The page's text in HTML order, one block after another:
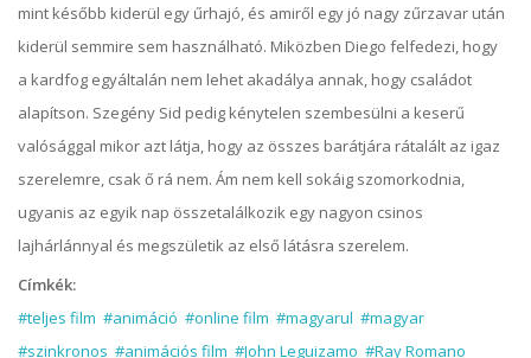
mint később kiderül egy űrhajó, és amiről egy jó nagy zűrzavar után
kiderül semmire sem használható. Miközben Diego felfedezi, hogy
a kardfog egyáltalán nem lehet akadálya annak, hogy családot
alapítson. Szegény Sid pedig kénytelen szembesülni a keserű
valósággal mikor azt látja, hogy az összes barátjára rátalált az igaz
szerelemre, csak ő rá nem. Ám nem kell sokáig szomorkodnia,
ugyanis az egyik nap összetalálkozik egy nagyon csinos
lajhárlánnyal és megszületik az első látásra szerelem.
Címkék:
#teljes film #animáció #online film #magyarul #magyar
#szinkronos #animációs film #John Leguizamo #Ray Romano